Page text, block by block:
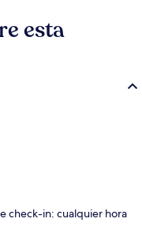
a 5 minutos.
esta
check-in: cualquier hora